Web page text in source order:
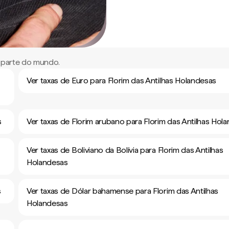
do mundo.
Ver taxas de Euro para Florim das Antilhas Holandesas
Ver taxas de Florim arubano para Florim das Antilhas
Ver taxas de Boliviano da Bolívia para Florim das Antilhas
Holandesas
Ver taxas de Dólar bahamense para Florim das Antilhas
Holandesas